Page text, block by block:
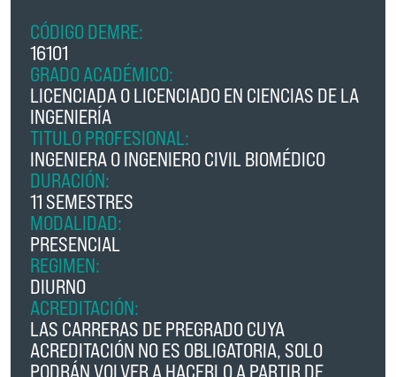
CÓDIGO DEMRE:
16101
GRADO ACADÉMICO:
LICENCIADA O LICENCIADO EN CIENCIAS DE LA
INGENIERÍA
TITULO PROFESIONAL:
INGENIERA O INGENIERO CIVIL BIOMÉDICO
DURACIÓN:
11 SEMESTRES
MODALIDAD:
PRESENCIAL
REGIMEN:
DIURNO
ACREDITACIÓN:
LAS CARRERAS DE PREGRADO CUYA
ACREDITACIÓN NO ES OBLIGATORIA, SOLO
PODRÁN VOLVER A HACERLO A PARTIR DE